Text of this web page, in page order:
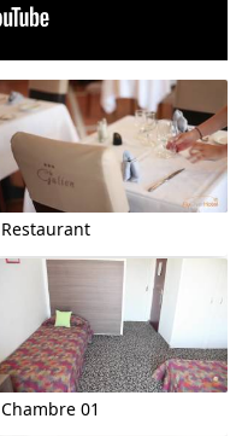
Restaurant
Chambre 01